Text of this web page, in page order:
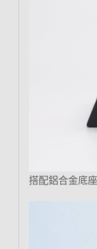
搭配鋁合金底